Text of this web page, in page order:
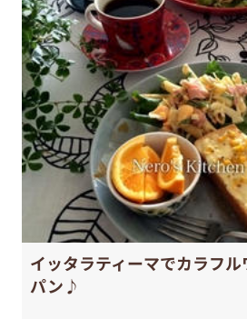
イッタラティーマでカラフ
パン♪